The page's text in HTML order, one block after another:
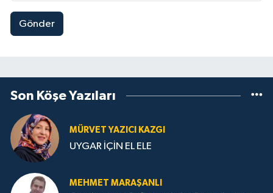
Gönder
Son Köşe Yazıları
MÜRVET YAZICI KAZGI
UYGAR İÇİN EL ELE
MEHMET MARAŞANLI